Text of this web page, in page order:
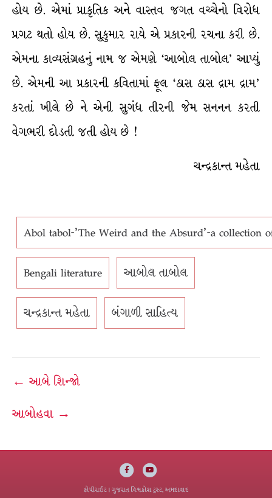
હોય છે. એમાં પ્રાકૃતિક અને વાસ્તવ જગત વચ્ચેનો વિરોધ
પ્રગટ થતો હોય છે. સુકુમાર રાયે એ પ્રકારની રચના કરી છે.
એમના કાવ્યસંગ્રહનું નામ જ એમણે ‘આબોલ તાબોલ’ આપ્યું
છે. એમની આ પ્રકારની કવિતામાં ફૂલ ‘ઠાસ ઠાસ દ્રામ દ્રામ’
કરતાં ખીલે છે ને એની સુગંધ તીરની જેમ સનનન કરતી
વેગભરી દોડતી જતી હોય છે !
ચન્દ્રકાન્ત મહેતા
Abol tabol-'The Weird and the Absurd'-a collection
Bengali literature આબોલ તાબોલ
ચન્દ્રકાન્ત મહેતા બંગાળી સાહિત્ય
Post
navigation
← આબે શિન્જો
આબોહવા →
FacebookYoutube
કોપીરાઈટ| ગુજરાત વિશ્વકોશ ટ્રસ્ટ, અમદાવાદ